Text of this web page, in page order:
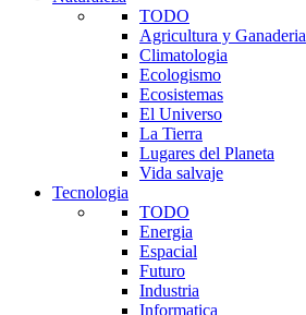
TODO
Agricultura y Ganaderia
Climatologia
Ecologismo
Ecosistemas
El Universo
La Tierra
Lugares del Planeta
Vida salvaje
Tecnologia
TODO
Energia
Espacial
Futuro
Industria
Informatica